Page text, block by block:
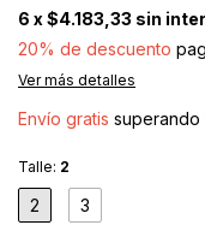
6 x$4.183,33 sin
20% de descuento
Ver más detalles
Envío gratis superando
Talle: 2
2 3